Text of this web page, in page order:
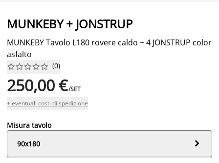
MUNKEBY + JONSTRUP
MUNKEBY Tavolo L180 rovere caldo + 4 JONSTRUP color
asfalto





 (0)
250,00 €/SET
+ eventuali costi di spedizione
Misura tavolo
90x180
